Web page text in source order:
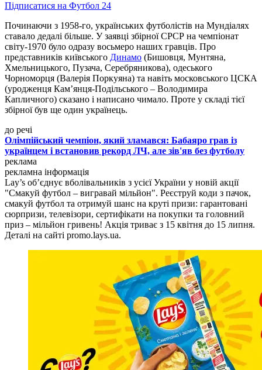
Підписатися на Футбол 24
Починаючи з 1958-го, українських футболістів на Мундіалях
ставало дедалі більше. У заявці збірної СРСР на чемпіонат
світу-1970 було одразу восьмеро наших гравців. Про
представників київського Динамо (Бишовця, Мунтяна,
Хмельницького, Пузача, Серебряникова), одеського
Чорноморця (Валерія Поркуяна) та навіть московського ЦСКА
(уродженця Кам’янця-Подільського – Володимира
Капличного) сказано і написано чимало. Проте у складі тієї
збірної був ще один українець.
до речі
Олімпійський чемпіон, який зламався: Бабаяро грав із
українцем і встановив рекорд ЛЧ, але зів'яв без футболу
реклама
рекламна інформація
Lay’s об’єднує вболівальників з усієї України у новій акції
"Смакуй футбол – вигравай мільйон". Реєструй коди з пачок,
смакуй футбол та отримуй шанс на круті призи: гарантовані
сюрпризи, телевізори, сертифікати на покупки та головний
приз – мільйон гривень! Акція триває з 15 квітня до 15 липня.
Деталі на сайті promo.lays.ua.